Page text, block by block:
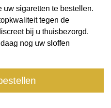
uw sigaretten te bestellen.
tegen de
bij u thuisbezorgd.
nog uw sloffen